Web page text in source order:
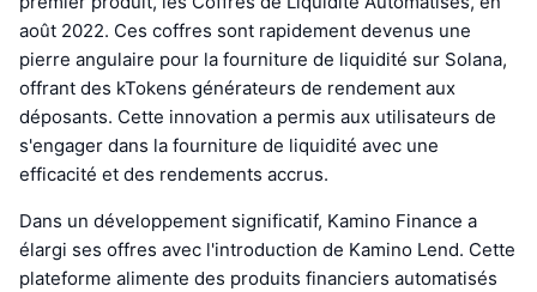
août 2022. Ces coffres sont rapidement devenus une
pierre angulaire pour la fourniture de liquidité sur Solana,
offrant des kTokens générateurs de rendement aux
déposants. Cette innovation a permis aux utilisateurs de
s'engager dans la fourniture de liquidité avec une
efficacité et des rendements accrus.
Dans un développement significatif, Kamino Finance a
élargi ses offres avec l'introduction de Kamino Lend. Cette
plateforme alimente des produits financiers automatisés